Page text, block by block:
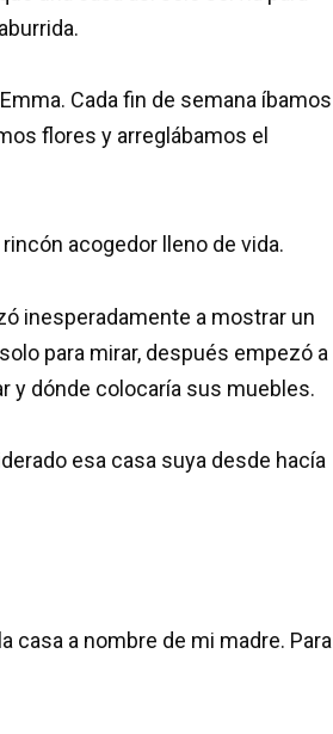
Cada fin de semana íbamos
flores y arreglábamos el
acogedor lleno de vida.
inesperadamente a mostrar un
para mirar, después empezó a
y dónde colocaría sus muebles.
esa casa suya desde hacía
casa a nombre de mi madre. Para